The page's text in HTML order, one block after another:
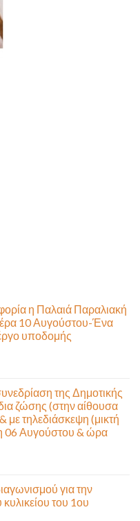
η Παλαιά Παραλιακή
10 Αυγούστου-Ένα
υποδομής
της Δημοτικής
ζώσης (στην αίθουσα
με τηλεδιάσκεψη (μικτή
06 Αυγούστου & ώρα
για την
του 1ου